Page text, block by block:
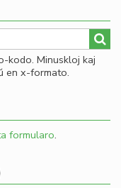
kodo. Minuskloj kaj
en x-formato.
formularo.